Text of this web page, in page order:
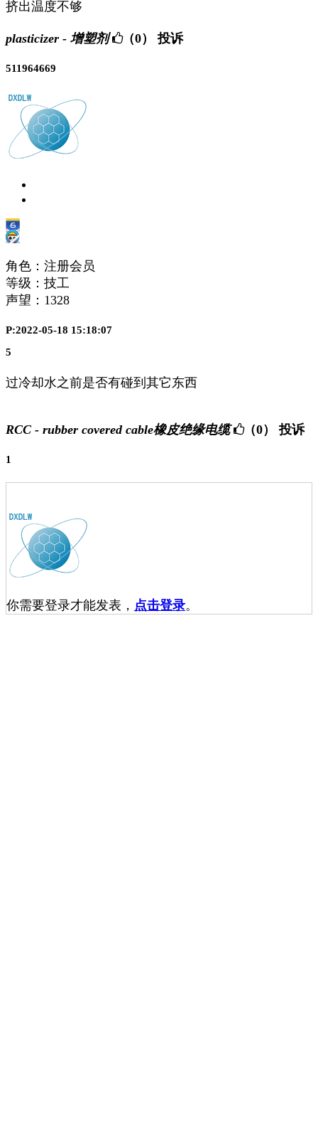
挤出温度不够
plasticizer - 增塑剂 （0） 投诉
511964669
角色：注册会员
等级：技工
声望： 1328
P:2022-05-18 15:18:07
5
过冷却水之前是否有碰到其它东西
RCC - rubber covered cable橡皮绝缘电缆 （0） 投诉
1
你需要登录才能发表， 点击登录。